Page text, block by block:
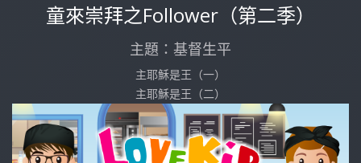
童來崇拜之Follower（第二季）
主題：基督生平
主耶穌是王（一）
主耶穌是王（二）